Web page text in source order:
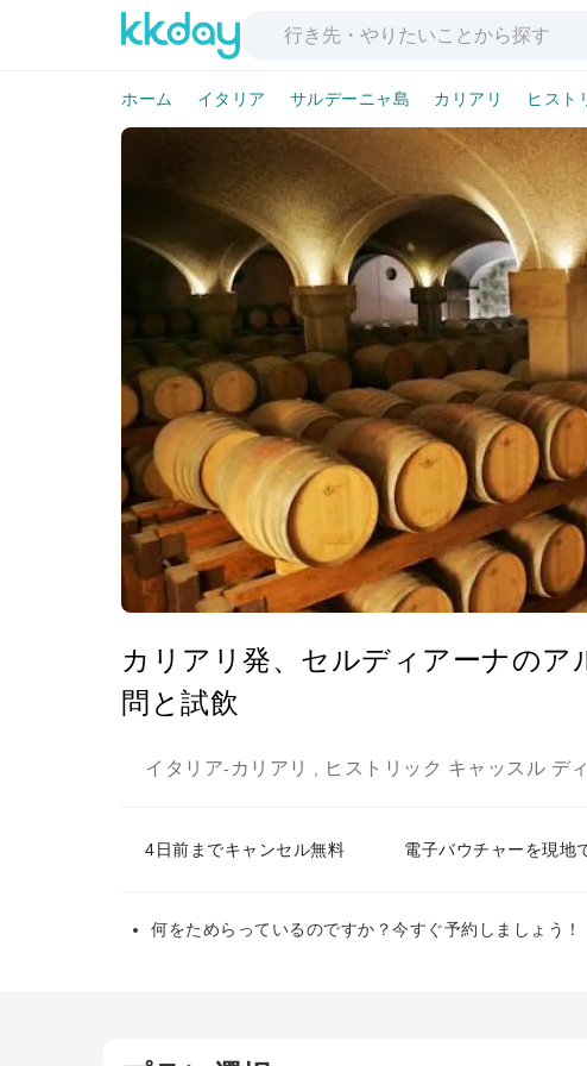
ホーム イタリア サルデーニャ島 カリアリ ヒスト
カリアリ発、セルディアーナの
問と試飲
イタリア- カリアリ ヒストリック キャッスル デ
4日前までキャンセル無料 電子バウチャーを現地
何をためらっているのですか？今すぐ予約しましょう！